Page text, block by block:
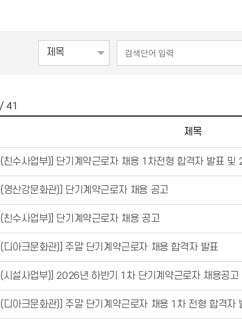
/ 41
제목
(친수사업부)] 단기계약근로자 채용 1차전형 합격자 발표 및
영산강문화관)] 단기계약근로자 채용 공고
친수사업부)] 단기계약근로자 채용 공고
(디아크문화관)] 주말 단기계약근로자 채용 합격자 발표
(시설사업부)] 2026년 하반기 1차 단기계약근로자 채용공고
(디아크문화관)] 주말 단기계약근로자 채용 1차 전형 합격자